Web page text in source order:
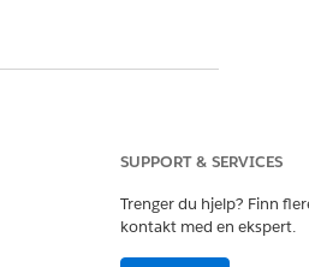
SUPPORT & SERVICES
Trenger du hjelp? Finn
kontakt med en ekspert.